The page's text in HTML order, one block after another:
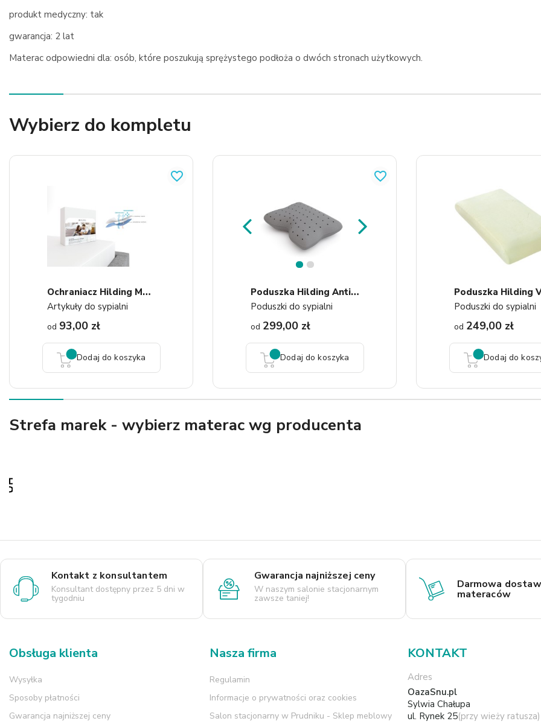
produkt medyczny: tak
gwarancja: 2 lat
Materac odpowiedni dla: osób, które poszukują sprężystego podłoża o dwóch stronach użytkowych.
Wybierz do kompletu
O
Chraniacz Hilding Molton...
Artykuły do sypialni
od 93,00 zł
Dodaj do koszyka
favorite_border
P
Oduszka Hilding Antistress...
Poduszki do sypialni
od 299,00 zł
Dodaj do koszyka
favorite_border
Poduszki do sypialni
od 249,00 zł
Dodaj do
Strefa marek - wybierz materac wg producenta
Kontakt z konsultantem
Konsultant dostępny przez 5 dni w
tygodniu
Gwarancja najniższej ceny
W naszym salonie stacjonarnym
zawsze taniej!
Darmowa
materaców
Obsługa klienta
Wysyłka
Sposoby płatności
Gwarancja najniższej ceny
Nasza firma
Regulamin
Informacje o prywatności oraz cookies
Salon stacjonarny w Prudniku - Sklep meblowy
KONTAKT
Adres
OazaSnu.pl
Sylwia Chałupa
ul. Rynek 25(przy wieży ratusza)